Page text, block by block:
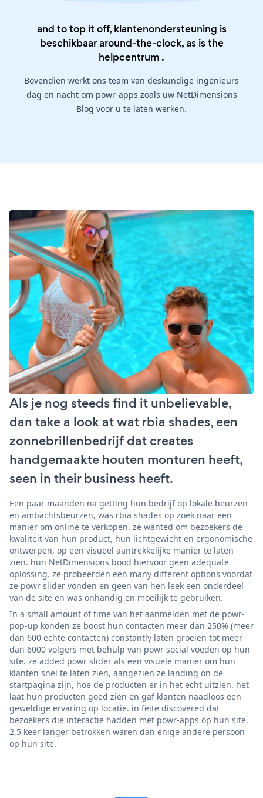
and to top it off, klantenondersteuning is
beschikbaar around-the-clock, as is the
helpcentrum .
Bovendien werkt ons team van deskundige ingenieurs
dag en nacht om powr-apps zoals uw NetDimensions
Blog voor u te laten werken.
Als je nog steeds find it unbelievable,
dan take a look at wat rbia shades, een
zonnebrillenbedrijf dat creates
handgemaakte houten monturen heeft,
seen in their business heeft.
Een paar maanden na getting hun bedrijf op lokale beurzen
en ambachtsbeurzen, was rbia shades op zoek naar een
manier om online te verkopen. ze wanted om bezoekers de
kwaliteit van hun product, hun lichtgewicht en ergonomische
ontwerpen, op een visueel aantrekkelijke manier te laten
zien. hun NetDimensions bood hiervoor geen adequate
oplossing. ze probeerden een many different options voordat
ze powr slider vonden en geen van hen leek een onderdeel
van de site en was onhandig en moeilijk te gebruiken.
In a small amount of time van het aanmelden met de powr-
pop-up konden ze boost hun contacten meer dan 250% (meer
dan 600 echte contacten) constantly laten groeien tot meer
dan 6000 volgers met behulp van powr social voeden op hun
site. ze added powr slider als een visuele manier om hun
klanten snel te laten zien, aangezien ze landing on de
startpagina zijn, hoe de producten er in het echt uitzien. het
laat hun producten goed zien en gaf klanten naadloos een
geweldige ervaring op locatie. in feite discovered dat
bezoekers die interactie hadden met powr-apps op hun site,
2,5 keer langer betrokken waren dan enige andere persoon
op hun site.